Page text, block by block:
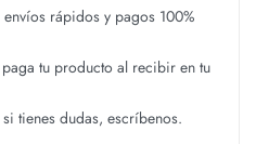
envíos rápidos y pagos 100%
paga tu producto al recibir en tu
si tienes dudas, escríbenos.